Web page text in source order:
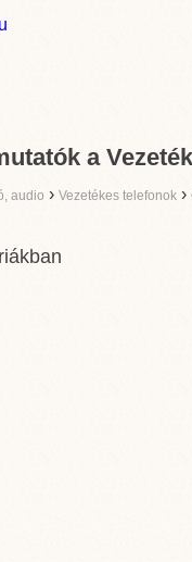
a
audio › Vezetékes telefonok ›